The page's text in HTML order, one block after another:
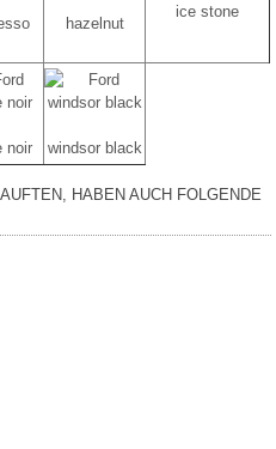
hazelnut
ice stone
noir windsor black
HABEN AUCH FOLGENDE